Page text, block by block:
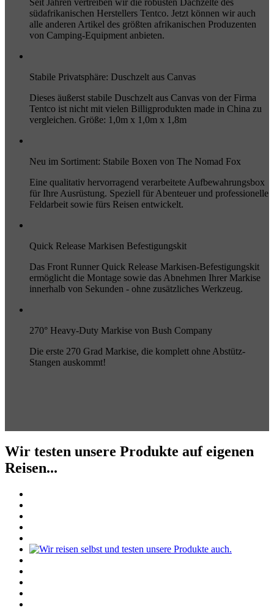
Seit Jahren vertreiben wir die robusten Dachzelte des
südafrikanischen Herstellers Tentco. Jetzt können wir auch
alle anderen Artikel des größten afrikanischen Produzenten
von Camping-Equipment anbieten.
Stabile Privatsphäre: Duschzelt aus Canvas
Dieses äußerst stabile Duschzelt aus Canvas von der Firma
Tentco ist nicht mit vielen Billigprodukten made in China zu
vergleichen. Größe: 1,0m x 1,0m x 1,8m
Neu im Sortiment: Stabile Boxen von The Nomad Fox
Eine qualitativ hervorragend verarbeitete Aufbewahrungsbox
für Ihre Ausrüstung. Speziell für Abenteuer und professionelle
Feldarbeit sowie fürs Reisen entwickelt.
Quick Release Markisen Befestigungskit
Das Front Runner Quick Release Markisen-Befestigungskit
ermöglicht die Montage sowie das Abnehmen Ihrer Markise
innerhalb von Sekunden - ohne zusätzliches Werkzeug.
270° Heavy-Duty Markise von Bush Company
Die erste 270 Grad Markise, die komplett ohne Abstütz-
Stangen auskommt!
Wir testen unsere Produkte auf eigenen
Reisen...